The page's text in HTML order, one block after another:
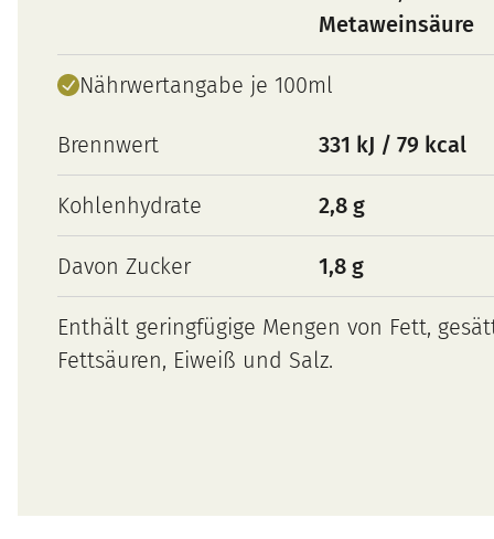
Metaweinsäure
Nährwertangabe je 100ml
Brennwert 331 kJ / 79 kcal
Kohlenhydrate 2,8 g
Davon Zucker 1,8 g
Enthält geringfügige Mengen von Fett,
Fettsäuren, Eiweiß und Salz.